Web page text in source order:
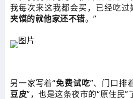
我每次来这我都会买，已经吃过
夹馍的就他家还不错。”
另一家写着“免费试吃”、门口排
豆皮”，也是这条夜市的“原住民”